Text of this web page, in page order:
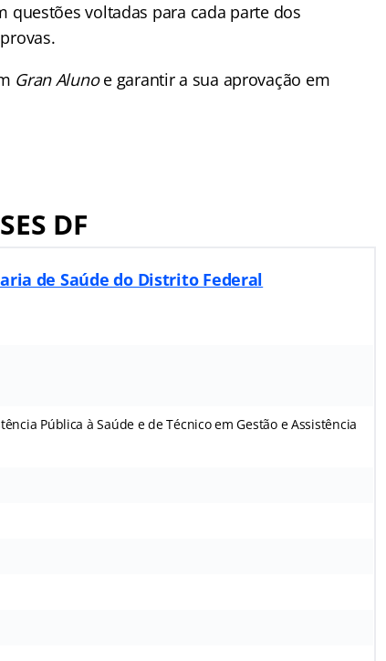
questões voltadas para cada parte dos
Gran Alunoe garantir a sua aprovação em
DF
de Saúde do Distrito Federal
Pública à Saúde e de Técnico em Gestão e Assistência